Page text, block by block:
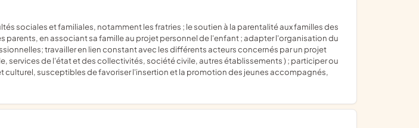
parents, en associant sa famille au projet personnel de l'enfant ; adapter l'organisation du
travailler en lien constant avec les différents acteurs concernés par un projet
de l'état et des collectivités, société civile, autres établissements ) ; participer ou
susceptibles de favoriser l'insertion et la promotion des jeunes accompagnés,